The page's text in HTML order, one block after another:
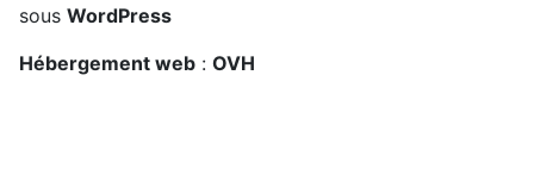
sous WordPress
Hébergement web : OVH